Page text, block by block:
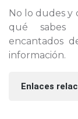
No lo dudes y
qué sabes
encantados
información.
Enlaces